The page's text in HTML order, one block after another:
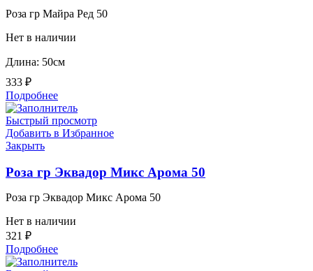
Роза гр Майра Ред 50
Нет в наличии
Длина: 50см
333 ₽
Подробнее
Быстрый просмотр
Добавить в Избранное
Закрыть
Роза гр Эквадор Микс Арома 50
Роза гр Эквадор Микс Арома 50
Нет в наличии
321 ₽
Подробнее